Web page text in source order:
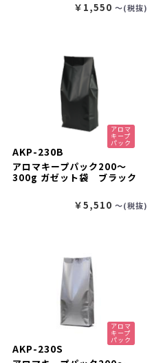
￥1,550 〜(税抜)
アロマ
キープ
パック
AKP-230B
アロマキープパック200～
300g ガゼット袋 ブラック
￥5,510 〜(税抜)
アロマ
キープ
パック
AKP-230S